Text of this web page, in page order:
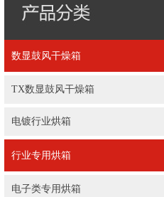
数显鼓风干燥箱
TX数显鼓风干燥箱
电镀行业烘箱
行业专用烘箱
电子类专用烘箱